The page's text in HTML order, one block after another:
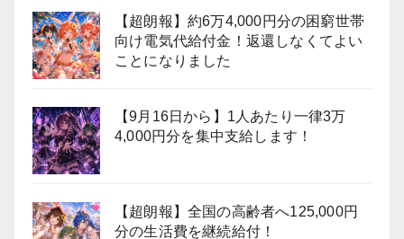
【超朗報】約6万4,000円分の困窮世帯
向け電気代給付金！返還しなくてよい
ことになりました
【9月16日から】1人あたり一律3万
4,000円分を集中支給します！
【超朗報】全国の高齢者へ125,000円
分の生活費を継続給付！